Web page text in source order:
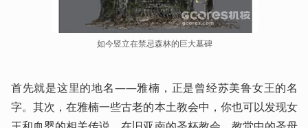
如今竖立在禁忌森林的巨大墓碑
首先就是这里的地名——雅楠，正是曾经苏美鲁女王的名
字。其次，在雅楠一些古老的本土教会中，你也可以发现女